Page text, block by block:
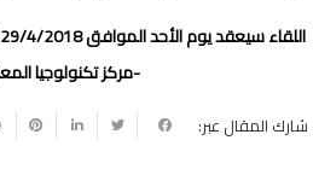
-مركز تكنولوجيا
شارك المقال عبر: